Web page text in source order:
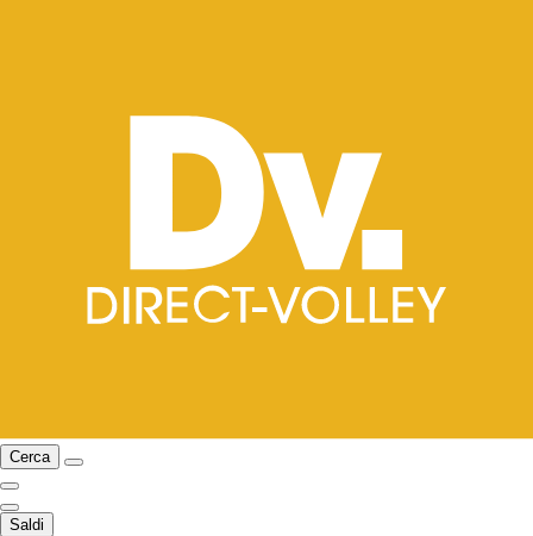
Cerca
Saldi